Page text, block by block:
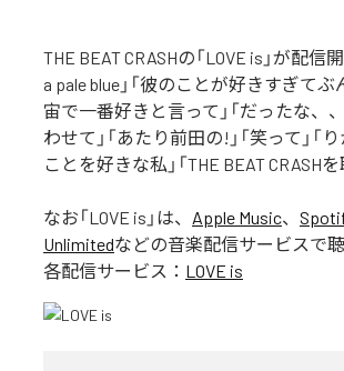
THE BEAT CRASHの「LOVE is」が配
a pale blue」「彼のことが好きすぎてぶ
宙で一番好きと言って」「だったな、、
わせて」「あたり前田の!」「笑って」
ことを好きな私」「THE BEAT CRASH
なお「LOVE is 」は、 Apple Music、
Unlimitedなどの音楽配信サービスで
各配信サービス： LOVE is